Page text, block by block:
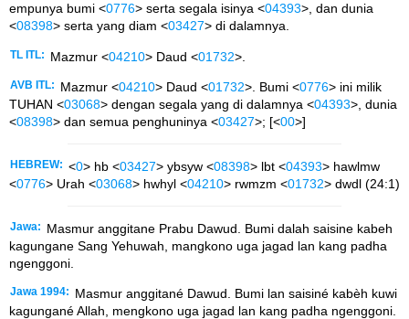
empunya bumi <0776> serta segala isinya <04393>, dan dunia
<08398> serta yang diam <03427> di dalamnya.
TL ITL: Mazmur <04210> Daud <01732>.
AVB ITL: Mazmur <04210> Daud <01732>. Bumi <0776> ini milik
TUHAN <03068> dengan segala yang di dalamnya <04393>, dunia
<08398> dan semua penghuninya <03427>; [<00>]
HEBREW: <0> hb <03427> ybsyw <08398> lbt <04393> hawlmw
<0776> Urah <03068> hwhyl <04210> rwmzm <01732> dwdl (24:1)
Jawa:
Masmur anggitane Prabu Dawud. Bumi dalah saisine kabeh
kagungane Sang Yehuwah, mangkono uga jagad lan kang padha
ngenggoni.
Jawa 1994:
Masmur anggitané Dawud. Bumi lan saisiné kabèh kuwi
kagungané Allah, mengkono uga jagad lan kang padha ngenggoni.